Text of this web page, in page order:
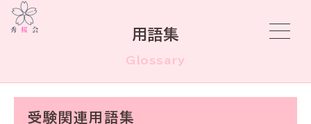
用語集
Glossary
受験関連用語集